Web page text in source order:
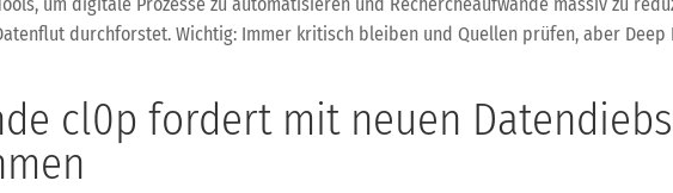
durchforstet. Wichtig: Immer kritisch bleiben und Quellen prüfen, aber
cl0p fordert mit neuen